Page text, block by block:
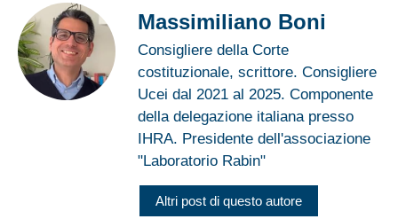
Massimiliano Boni
Consigliere della Corte
costituzionale, scrittore. Consigliere
Ucei dal 2021 al 2025. Componente
della delegazione italiana presso
IHRA. Presidente dell'associazione
"Laboratorio Rabin"
Altri post di questo autore